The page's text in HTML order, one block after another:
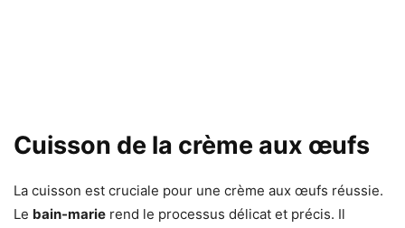
Cuisson de la crème aux œufs
La cuisson est cruciale pour une crème aux œufs réussie.
Le bain-marie rend le processus délicat et précis. Il